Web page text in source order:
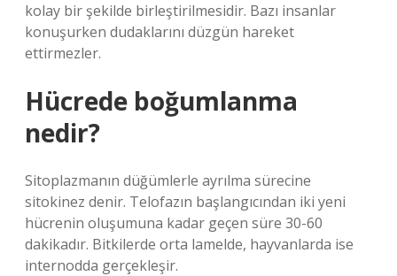
kolay bir şekilde birleştirilmesidir. Bazı insanlar
konuşurken dudaklarını düzgün hareket
ettirmezler.
Hücrede boğumlanma
nedir?
Sitoplazmanın düğümlerle ayrılma sürecine
sitokinez denir. Telofazın başlangıcından iki yeni
hücrenin oluşumuna kadar geçen süre 30-60
dakikadır. Bitkilerde orta lamelde, hayvanlarda ise
internodda gerçekleşir.